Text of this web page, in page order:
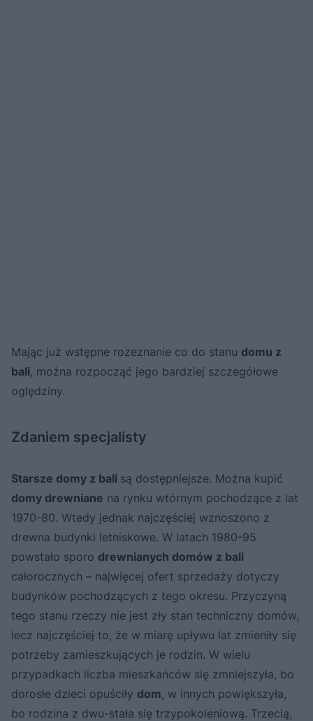
Mając już wstępne rozeznanie co do stanu domu z
bali, można rozpocząć jego bardziej szczegółowe
oględziny.
Zdaniem specjalisty
Starsze domy z bali są dostępniejsze. Można kupić
domy drewniane na rynku wtórnym pochodzące z lat
1970-80. Wtedy jednak najczęściej wznoszono z
drewna budynki letniskowe. W latach 1980-95
powstało sporo drewnianych domów z bali
całorocznych – najwięcej ofert sprzedaży dotyczy
budynków pochodzących z tego okresu. Przyczyną
tego stanu rzeczy nie jest zły stan techniczny domów,
lecz najczęściej to, że w miarę upływu lat zmieniły się
potrzeby zamieszkujących je rodzin. W wielu
przypadkach liczba mieszkańców się zmniejszyła, bo
dorosłe dzieci opuściły dom, w innych powiększyła,
bo rodzina z dwu-stała się trzypokoleniową. Trzecią,